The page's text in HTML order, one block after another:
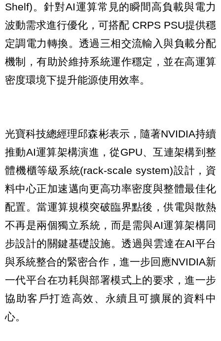
Shelf)。針對AI運算常見的瞬間高負載與電力
波動需求進行優化，可搭配 CRPS PSU提供穩
定調電力轉換。透過三相交流輸入與負載分配
機制，有助於維持系統運作穩定，並在高運算
密度環境下提升能源使用效率。
光寶科技總經理邱森彬表示，隨著NVIDIA持續
推動AI運算架構演進，從GPU、互連架構到整
體機櫃等級系統(rack-scale system)設計，資
料中心正加速邁向更高功率密度與整體最佳化
配置。當運算規模突破臨界點後，供電與散熱
不再是兩個獨立系統，而是需與AI運算架構同
步設計的關鍵基礎設施。透過與雲達在AI平台
與系統整合的緊密合作，進一步回應NVIDIA新
一代平台在功耗與部署模式上的要求，進一步
協助客戶打造高效、永續且可擴展的資料中
心。